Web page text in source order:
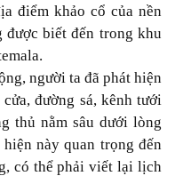
điểm khảo cổ của nền
được biết đến trong khu
người ta đã phát hiện
đường sá, kênh tưới
thủ nằm sâu dưới lòng
này quan trọng đến
có thể phải viết lại lịch